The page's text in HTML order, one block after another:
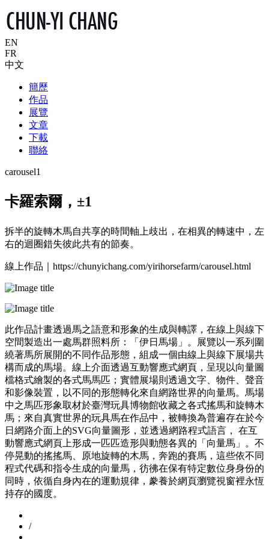
EN
FR
中文
簡歷
作品
展覽
文章
下載
聯絡
carousel1
卡羅索爾，±1
拆半的旋轉木馬自共享的時間軸上歧出，在相異的轉速中，左
右的迴圈錯失彼此共有的節奏。
線上作品｜https://chunyichang.com/yirihorsefarm/carousel.html
此作品計畫透過⾺之語意和形象的⽣成與轉譯，在線上與線下
空間製造出⼀處⾺群照料所：「伊⽇馬場」。展覽以⼀系列圍
繞著⾺所展開的不同作品形態，組成⼀個由線上與線下展場共
構⽽成的⾺場。線上介⾯透過互動響應式網⾴，呈現以向量圖
檔格式繪製的各式⾺馬匹；實體展場則透過⽂字、物件、聲⾳
和影像裝置，以不同的形態轉化來⾃網路世界的向量⾺。⾺場
中之⾺匹形象取材於臺灣玩具博物館收藏之各式搖⾺和旋轉⽊
馬；來自真實世界的玩具⾺在作品中，被轉換為普遍存在於今
⽇網路介⾯上的SVG向量圖形，並透過網路程式語⾔， 在互
動響應式網頁上形成⼀匹匹造形與動態各異的「向量⾺」。不
停晃動的搖搖⾺、原地旋轉的⽊馬，奔跑的賽⾺，這些依不同
程式代碼和指令⽣成的向量⾺，彷彿在保有特定數位⾝身份的
同時，依循⾃⾝內在的運動規律，豢養於網⾴瀏覽視窗裡永恆
持存的國度。
/